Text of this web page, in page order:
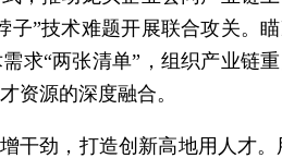
子”技术难题开展联合攻关。
求“两张清单”，组织产业链
资源的深度融合。
干劲，打造创新高地用人才